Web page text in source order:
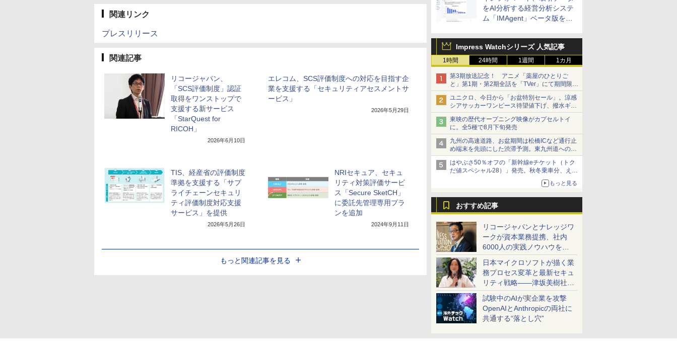
をAI分析する経営分析システ
ム「IMAgent」ベータ版を提
Impress Watchシリーズ 人気記事
1時間 24時間 1週間 1カ月
第3期放送記念！ アニメ「薬屋のひとりご
と」第1期・第2期全話を「TVer」にて期間限定
で順次無料配信開始
ユニクロ、今日から「お盆特別セール」。涼感
シアサッカーワンピース待望値下げ、撥水ギア
ショーツは1990円に
東映の歴代オープニング映像がカプセルトイ
に。全5種で8月下旬発売
九州の高速道路、お盆期間は松橋ICなど通行止
め端末を先頭にした渋滞予測。東九州道への迂
回は料金調整を実施
はやぶさ50％オフの「新幹線eチケット（トク
だ値スペシャル28）」発売。秋冬乗車分、えき
もっと見る
おすすめ記事
リコージャパンとナレッジワ
ークが資本業務提携、社内
6000人の実践ノウハウを生
かした「AI商談記録 for
RICOH」を展開へ
日本マイクロソフトが描く業
務プロセス変革と最新セキュ
リティ戦略――津坂美樹社長
が2027年度戦略を説明
試験中のAIが実企業を攻撃
OpenAIとAnthropicの両社に
共通する“落とし穴”
関連リンク
プレスリリース
関連記事
リコージャパン、
「SCS評価制度」認証
取得をワンストップで
支援する新サービス
「StarQuest for
RICOH」
2026年6月10日
エレコム、SCS評価制度への対応を目指す企
業を支援する「セキュリティアセスメントサ
ービス」
2026年5月29日
TIS、経産省の評価制度
準拠を支援する「サプ
ライチェーンセキュリ
ティ評価制度対応支援
サービス」を提供
2026年5月26日
NRIセキュア、セキュ
リティ対策評価サービ
ス「Secure SketCH」
に委託先管理専用プラ
ンを追加
2024年9月11日
もっと関連記事を見る